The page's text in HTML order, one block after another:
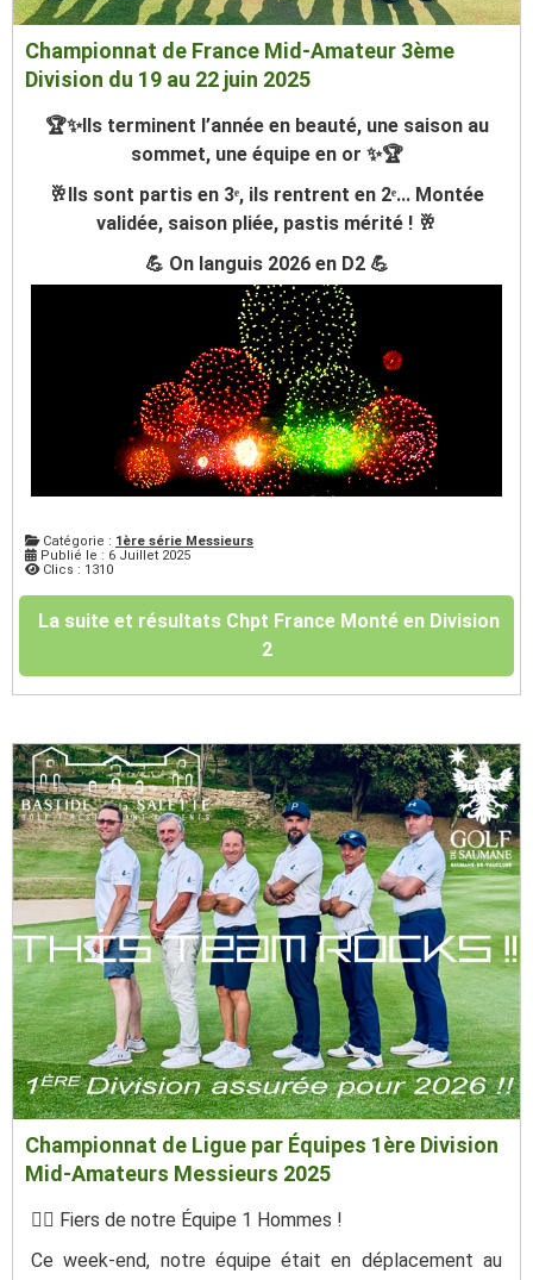
Championnat de France Mid-Amateur 3ème
Division du 19 au 22 juin 2025
🏆✨Ils terminent l’année en beauté, une saison au
sommet, une équipe en or ✨🏆
🥂Ils sont partis en 3ᵉ, ils rentrent en 2ᵉ... Montée
validée, saison pliée, pastis mérité ! 🥂
💪 On languis 2026 en D2 💪
Catégorie : 1ère série Messieurs
Publié le : 6 Juillet 2025
Clics : 1310
La suite et résultats Chpt France Monté en Division
2
Championnat de Ligue par Équipes 1ère Division
Mid-Amateurs Messieurs 2025
🏌️‍♂️ Fiers de notre Équipe 1 Hommes !
Ce week-end, notre équipe était en déplacement au